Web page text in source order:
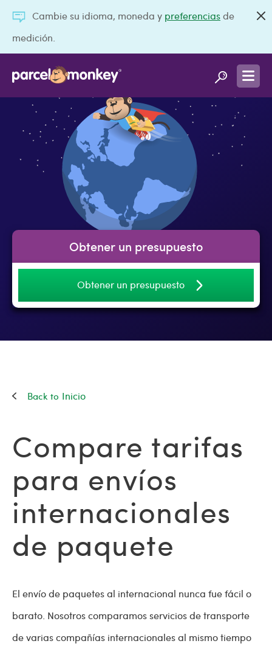
Cambie su idioma, moneda y preferenciasde
medición.
Obtener un presupuesto
Obtener un presupuesto
Inicio
Compare tarifas
para envíos
internacionales
de paquete
El envío de paquetes al internacional nunca fue fácil o
barato. Nosotros comparamos servicios de transporte
de varias compañías internacionales al mismo tiempo